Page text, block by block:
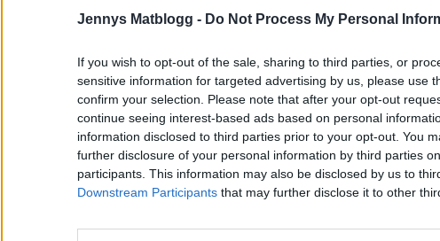
Jennys Matblogg - Do Not Process My Personal
If you wish to opt-out of the sale, sharing to third parties, or
sensitive information for targeted advertising by us, please use
confirm your selection. Please note that after your opt-out
continue seeing interest-based ads based on personal
information disclosed to third parties prior to your opt-out. You
further disclosure of your personal information by third parties
participants. This information may also be disclosed by us to
Downstream Participants that may further disclose it to other